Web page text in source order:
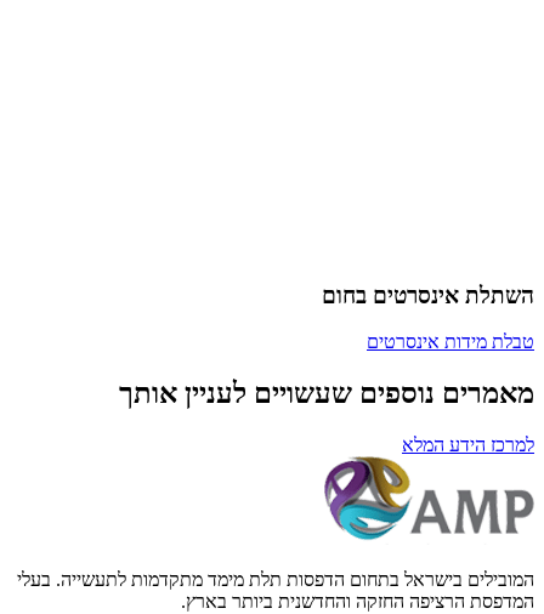
אינסרטים בחום
מידות אינסרטים
נוספים שעשויים לעניין אותך
הידע המלא
בישראל בתחום הדפסות תלת מימד מתקדמות לתעשייה. בעלי
הרציפה החזקה והחדשנית ביותר בארץ.